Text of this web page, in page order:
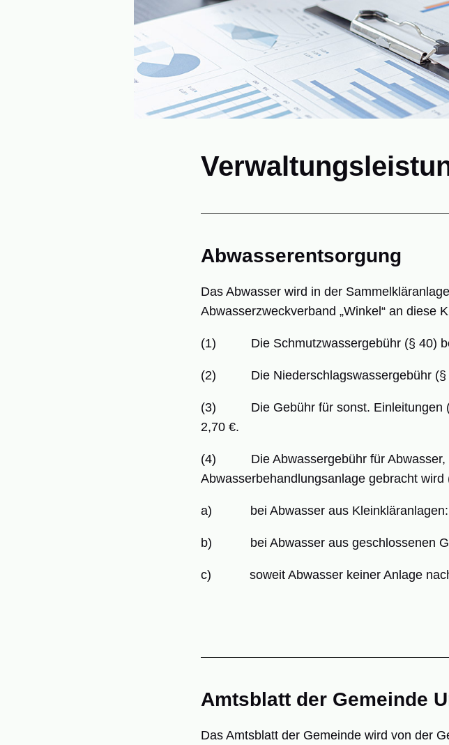
Abwasserentsorgung
Das Abwasser wird in der
Abwasserzweckverband „Winkel“ an diese
(1) Die Schmutzwassergebühr (§ 40)
(2) Die Niederschlagswassergebühr (§
(3) Die Gebühr für sonst. Einleitungen
2,70 €.
(4) Die Abwassergebühr für Abwasser,
Abwasserbehandlungsanlage gebracht
a) bei Abwasser aus Kleinkläranlagen:
b) bei Abwasser aus geschlossenen
c) soweit Abwasser keiner Anlage nach
Amtsblatt der Gemeinde
Das Amtsblatt der Gemeinde wird von der